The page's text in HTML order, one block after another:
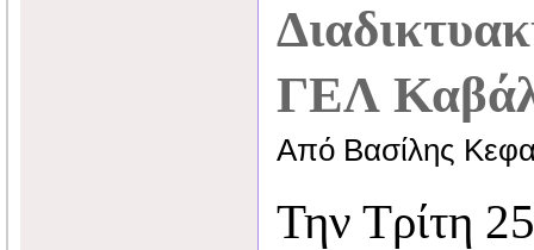
ΓΕΛ
Από Βασίλης
Την Τρίτη